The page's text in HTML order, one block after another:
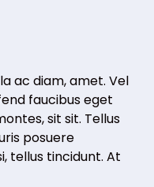
ac diam, amet. Vel
faucibus eget
sit sit. Tellus
posuere
tellus tincidunt. At